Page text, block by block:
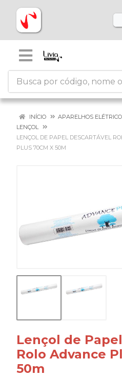
INÍCIO
APARELHOS
LENÇOL
LENÇOL DE PAPEL DESCARTÁVEL
PLUS 70CM X 50M
Lençol de
Rolo Advance
50m